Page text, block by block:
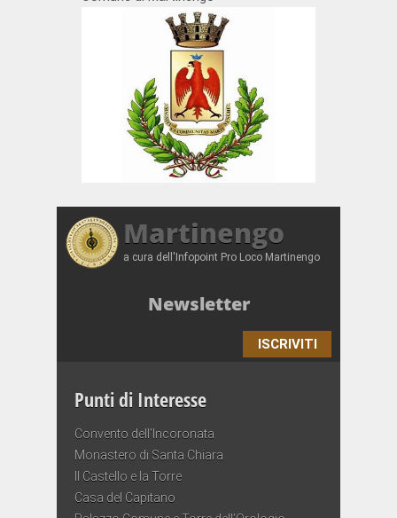
Martinengo
a cura dell'Infopoint Pro Loco Martinengo
Newsletter
ISCRIVITI
Punti di Interesse
Convento dell’Incoronata
Monastero di Santa Chiara
Il Castello e la Torre
Casa del Capitano